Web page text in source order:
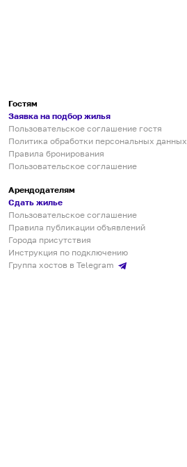
Гостям
Заявка на подбор жилья
Пользовательское соглашение гостя
Политика обработки персональных данных
Правила бронирования
Пользовательское соглашение
Арендодателям
Сдать жилье
Пользовательское соглашение
Правила публикации объявлений
Города присутствия
Инструкция по подключению
Группа хостов в Telegram